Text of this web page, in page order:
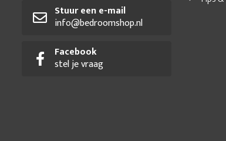
Stoere kantoorinrichting Thuiskantoor meubelen
Werkplek inrichting
Stuur een e-mail
info@bedroomshop.nl
Facebook
stel je vraag